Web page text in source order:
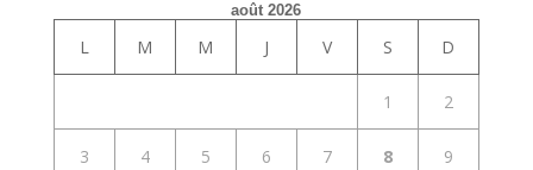
août 2026
L M M J V S D
1 2
3 4 5 6 7 8 9